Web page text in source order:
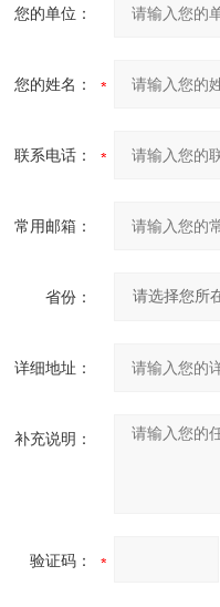
您的单位：
您的姓名：
联系电话：
常用邮箱：
省份：
详细地址：
补充说明：
验证码：